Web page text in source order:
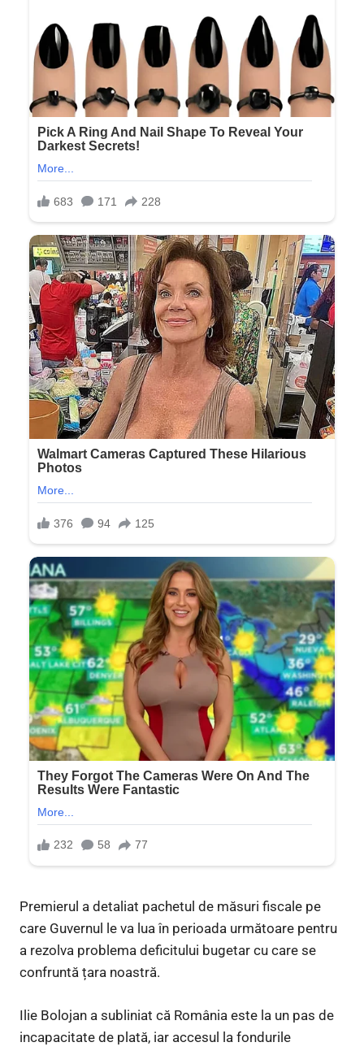
Premierul a detaliat pachetul de măsuri fiscale pe
care Guvernul le va lua în perioada următoare pentru
a rezolva problema deficitului bugetar cu care se
confruntă țara noastră.
Ilie Bolojan a subliniat că România este la un pas de
incapacitate de plată, iar accesul la fondurile